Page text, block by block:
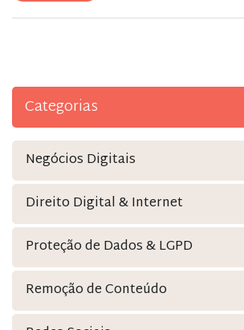
Categorias
Negócios Digitais
Direito Digital & Internet
Proteção de Dados & LGPD
Remoção de Conteúdo